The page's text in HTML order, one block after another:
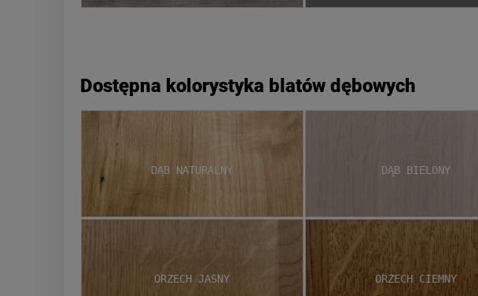
Dostępna kolorystyka blatów dębowych
Dąb naturalny Dąb bielony
Orzech jasny Orzech ciemny